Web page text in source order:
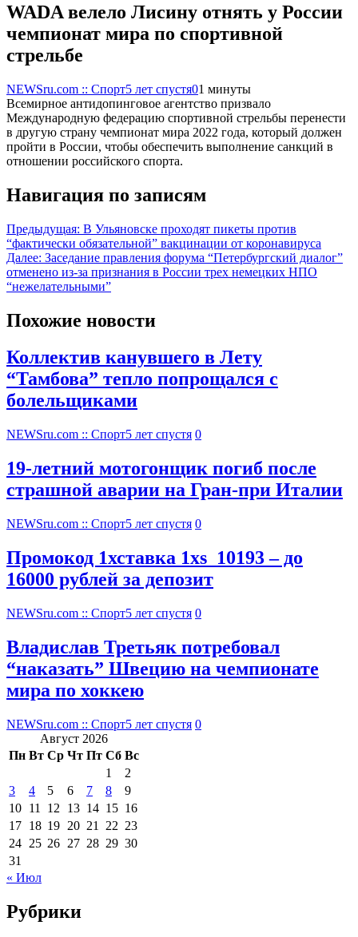
WADA велело Лисину отнять у России
чемпионат мира по спортивной
стрельбе
NEWSru.com :: Спорт5 лет спустя01 минуты
Всемирное антидопинговое агентство призвало
Международную федерацию спортивной стрельбы перенести
в другую страну чемпионат мира 2022 года, который должен
пройти в России, чтобы обеспечить выполнение санкций в
отношении российского спорта.
Навигация по записям
Предыдущая: В Ульяновске проходят пикеты против
“фактически обязательной” вакцинации от коронавируса
Далее: Заседание правления форума “Петербургский диалог”
отменено из-за признания в России трех немецких НПО
“нежелательными”
Похожие новости
Коллектив канувшего в Лету
“Тамбова” тепло попрощался с
болельщиками
NEWSru.com :: Спорт5 лет спустя 0
19-летний мотогонщик погиб после
страшной аварии на Гран-при Италии
NEWSru.com :: Спорт5 лет спустя 0
Промокод 1хставка 1xs_10193 – до
16000 рублей за депозит
NEWSru.com :: Спорт5 лет спустя 0
Владислав Третьяк потребовал
“наказать” Швецию на чемпионате
мира по хоккею
NEWSru.com :: Спорт5 лет спустя 0
Август 2026
Пн Вт Ср Чт Пт Сб Вс
1
2
3
4 5 6 7 8
9
10 11 12 13 14 15 16
17 18 19 20 21 22 23
24 25 26 27 28 29 30
31
« Июл
Рубрики